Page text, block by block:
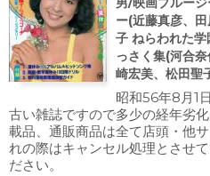
ー(近藤真彦、
子 ねらわれた
っさく集(河合
崎宏美、松田聖
昭和56年8月1
古い雑誌ですので多少の経年劣
載品、通販商品は全て店頭・他
れの際はキャンセル処理とさせ
ださい。